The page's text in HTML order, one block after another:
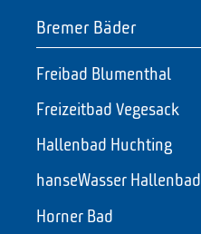
Bremer Bäder
Freibad Blumenthal
Freizeitbad Vegesack
Hallenbad Huchting
hanseWasser Hallenbad
Horner Bad